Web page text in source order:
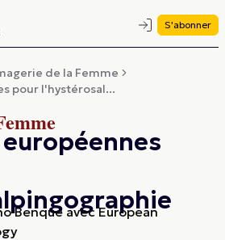
S'abonner
de la Femme
pour l'hystérosal...
Benque avec European